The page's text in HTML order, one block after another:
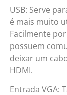
USB: Serve
é mais muito
Facilmente
possuem
deixar um
HDMI.
Entrada VGA: